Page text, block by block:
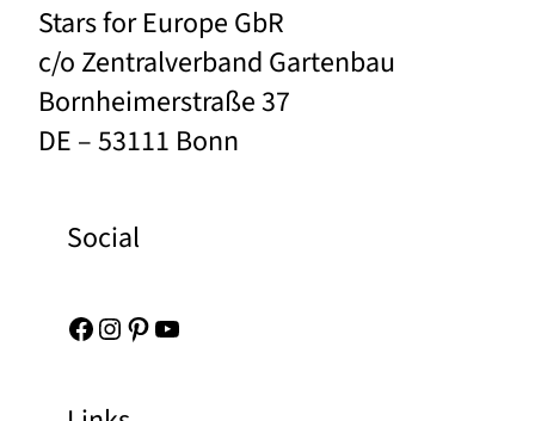
Stars for Europe GbR
c/o Zentralverband Gartenbau
Bornheimerstraße 37
DE – 53111 Bonn
Social
Facebook Instagram Pinterest YouTube